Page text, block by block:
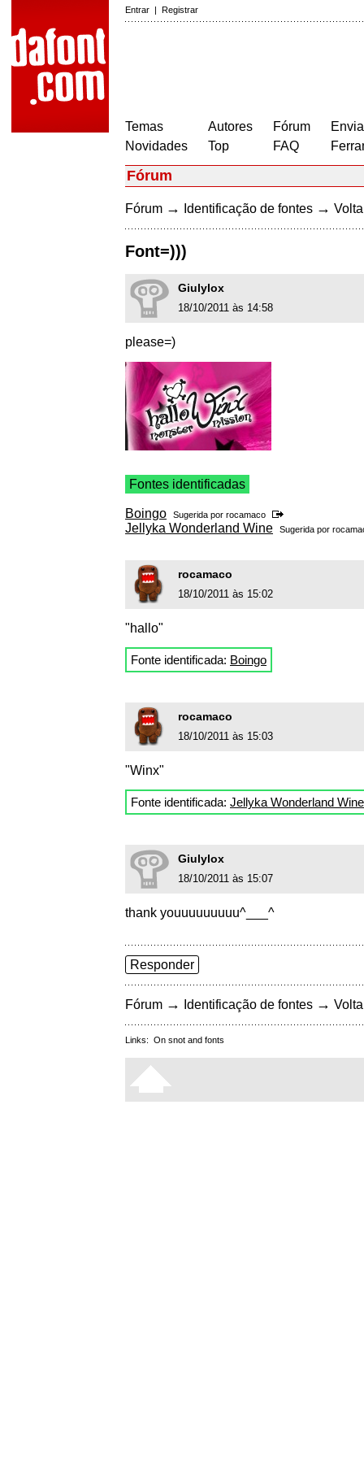
Entrar | Registrar
Temas
Novidades
Autores
Top
Fórum
FAQ
Fórum
Fórum → Identificação de fontes →
Font=)))
Giulylox
18/10/2011 às 14:58
please=)
Fontes identificadas
Boingo Sugerida por rocamaco
Jellyka Wonderland Wine Sugerida por
rocamaco
18/10/2011 às 15:02
"hallo"
Fonte identificada: Boingo
rocamaco
18/10/2011 às 15:03
"Winx"
Fonte identificada: Jellyka Wonderland Wine
Giulylox
18/10/2011 às 15:07
thank youuuuuuuuu^___^
Responder
Fórum → Identificação de fontes →
Links: On snot and fonts